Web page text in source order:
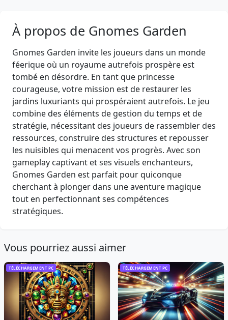
À propos de Gnomes Garden
Gnomes Garden invite les joueurs dans un monde
féerique où un royaume autrefois prospère est
tombé en désordre. En tant que princesse
courageuse, votre mission est de restaurer les
jardins luxuriants qui prospéraient autrefois. Le jeu
combine des éléments de gestion du temps et de
stratégie, nécessitant des joueurs de rassembler des
ressources, construire des structures et repousser
les nuisibles qui menacent vos progrès. Avec son
gameplay captivant et ses visuels enchanteurs,
Gnomes Garden est parfait pour quiconque
cherchant à plonger dans une aventure magique
tout en perfectionnant ses compétences
stratégiques.
Vous pourriez aussi aimer
TÉLÉCHARGEMENT PC TÉLÉCHARGEMENT PC